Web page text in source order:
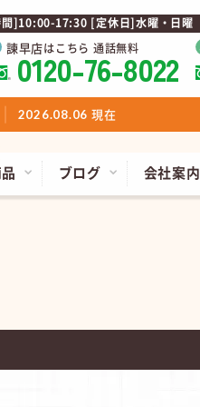
間]10:00-17:30 [定休日]水曜・日曜
諫早店はこちら 通話無料
0120-76-8022
ブログ 会社案内
2026.08.06 現在